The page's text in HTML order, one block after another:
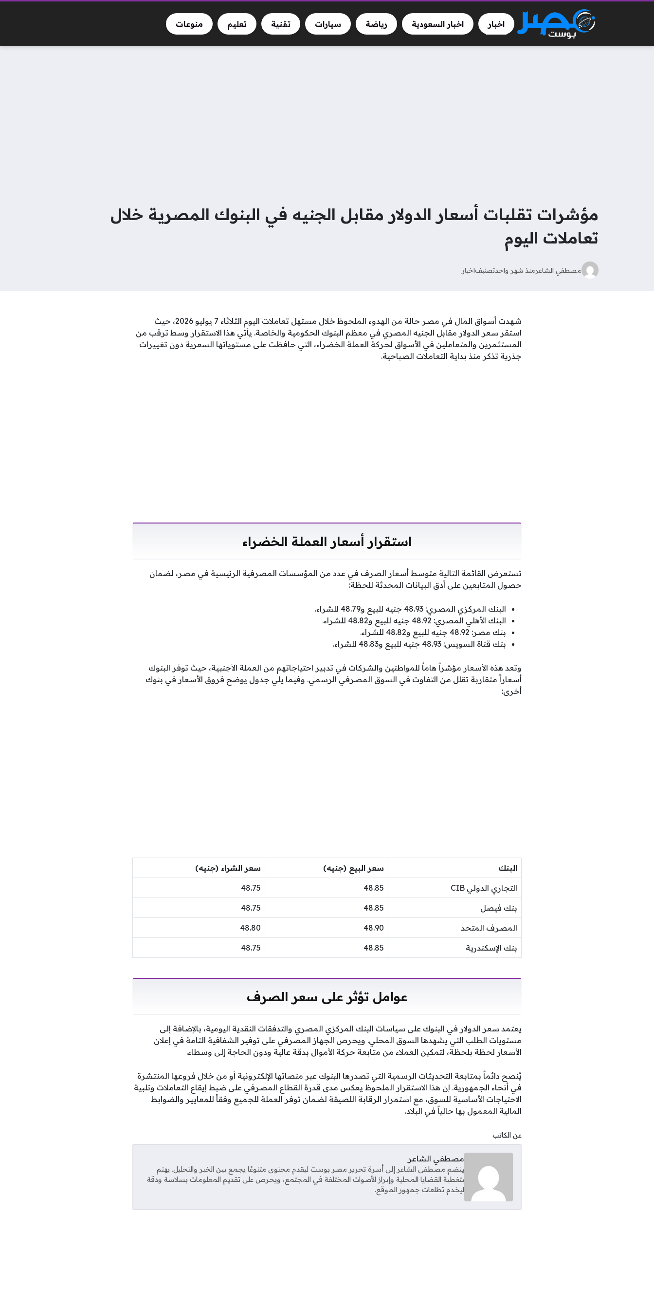
اخبار اخبار السعودية رياضة سيارات تقنية تعليم منوعات
مؤشرات تقلبات أسعار الدولار مقابل الجنيه في البنوك المصرية خلال
تعاملات اليوم
مصطفي الشاعرمنذ شهر واحدتصنيفاخبار
شهدت أسواق المال في مصر حالة من الهدوء الملحوظ خلال مستهل تعاملات اليوم الثلاثاء 7 يوليو 2026، حيث
استقر سعر الدولار مقابل الجنيه المصري في معظم البنوك الحكومية والخاصة. يأتي هذا الاستقرار وسط ترقب من
المستثمرين والمتعاملين في الأسواق لحركة العملة الخضراء، التي حافظت على مستوياتها السعرية دون تغييرات
جذرية تذكر منذ بداية التعاملات الصباحية.
استقرار أسعار العملة الخضراء
تستعرض القائمة التالية متوسط أسعار الصرف في عدد من المؤسسات المصرفية الرئيسية في مصر، لضمان
حصول المتابعين على أدق البيانات المحدثة للحظة:
البنك المركزي المصري: 48.93 جنيه للبيع و48.79 للشراء.
البنك الأهلي المصري: 48.92 جنيه للبيع و48.82 للشراء.
بنك مصر: 48.92 جنيه للبيع و48.82 للشراء.
بنك قناة السويس: 48.93 جنيه للبيع و48.83 للشراء.
وتعد هذه الأسعار مؤشراً هاماً للمواطنين والشركات في تدبير احتياجاتهم من العملة الأجنبية، حيث توفر البنوك
أسعاراً متقاربة تقلل من التفاوت في السوق المصرفي الرسمي. وفيما يلي جدول يوضح فروق الأسعار في بنوك
أخرى:
البنك سعر البيع (جنيه) سعر الشراء (جنيه)
التجاري الدولي CIB 48.85
48.75
بنك فيصل 48.85
48.75
المصرف المتحد 48.90
48.80
بنك الإسكندرية 48.85
48.75
عوامل تؤثر على سعر الصرف
يعتمد سعر الدولار في البنوك على سياسات البنك المركزي المصري والتدفقات النقدية اليومية، بالإضافة إلى
مستويات الطلب التي يشهدها السوق المحلي. ويحرص الجهاز المصرفي على توفير الشفافية التامة في إعلان
الأسعار لحظة بلحظة، لتمكين العملاء من متابعة حركة الأموال بدقة عالية ودون الحاجة إلى وسطاء.
يُنصح دائماً بمتابعة التحديثات الرسمية التي تصدرها البنوك عبر منصاتها الإلكترونية أو من خلال فروعها المنتشرة
في أنحاء الجمهورية. إن هذا الاستقرار الملحوظ يعكس مدى قدرة القطاع المصرفي على ضبط إيقاع التعاملات وتلبية
الاحتياجات الأساسية للسوق، مع استمرار الرقابة اللصيقة لضمان توفر العملة للجميع وفقاً للمعايير والضوابط
المالية المعمول بها حالياً في البلاد.
عن الكاتب
مصطفي الشاعر
ينضم مصطفى الشاعر إلى أسرة تحرير مصر بوست ليقدم محتوى متنوعًا يجمع بين الخبر والتحليل. يهتم
بتغطية القضايا المحلية وإبراز الأصوات المختلفة في المجتمع، ويحرص على تقديم المعلومات بسلاسة ودقة
ليخدم تطلعات جمهور الموقع.